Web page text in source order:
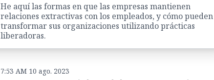
He aquí las formas en que las empresas mantienen
relaciones extractivas con los empleados, y cómo pueden
transformar sus organizaciones utilizando prácticas
liberadoras.
7:53 AM 10 ago. 2023